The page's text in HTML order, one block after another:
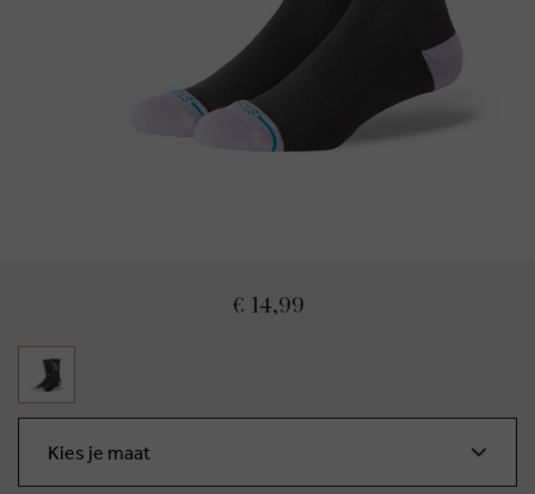
€ 14,99
Kies je maat